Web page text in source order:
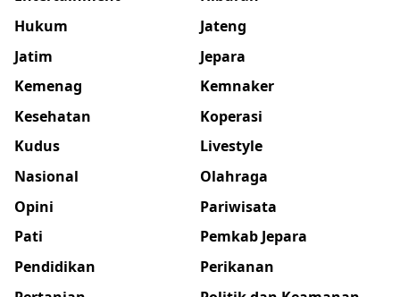
Hukum
Jateng
Jatim
Jepara
Kemenag
Kemnaker
Kesehatan
Koperasi
Kudus
Livestyle
Nasional
Olahraga
Opini
Pariwisata
Pati
Pemkab Jepara
Pendidikan
Perikanan